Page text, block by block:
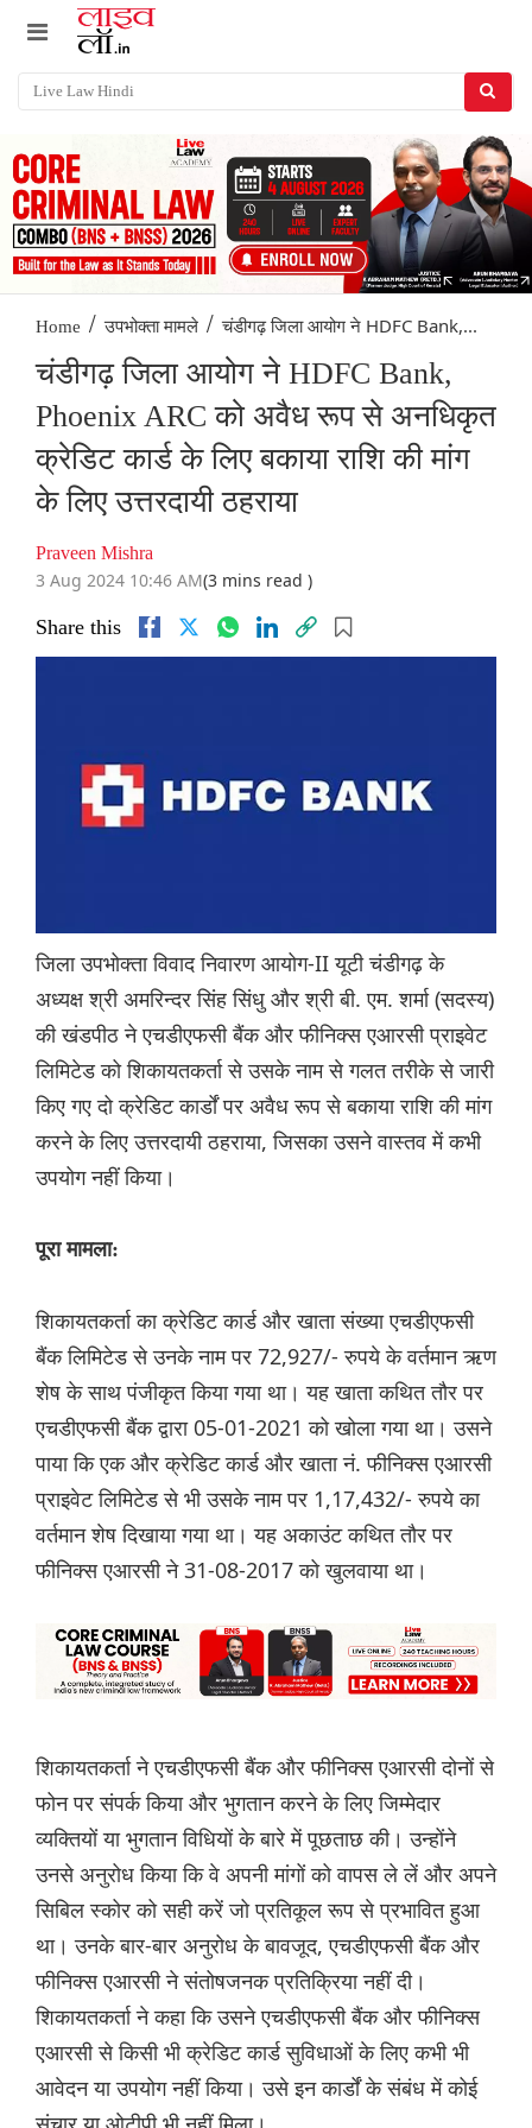
Home / उपभोक्ता मामले / चंडीगढ़ जिला आयोग ने HDFC Bank,...
चंडीगढ़ जिला आयोग ने HDFC Bank,
Phoenix ARC को अवैध रूप से अनधिकृत
क्रेडिट कार्ड के लिए बकाया राशि की मांग
के लिए उत्तरदायी ठहराया
Praveen Mishra
3 Aug 2024 10:46 AM(3 mins read )
Share this
जिला उपभोक्ता विवाद निवारण आयोग-II यूटी चंडीगढ़ के
अध्यक्ष श्री अमरिन्दर सिंह सिंधु और श्री बी. एम. शर्मा (सदस्य)
की खंडपीठ ने एचडीएफसी बैंक और फीनिक्स एआरसी प्राइवेट
लिमिटेड को शिकायतकर्ता से उसके नाम से गलत तरीके से जारी
किए गए दो क्रेडिट कार्डों पर अवैध रूप से बकाया राशि की मांग
करने के लिए उत्तरदायी ठहराया, जिसका उसने वास्तव में कभी
उपयोग नहीं किया।
पूरा मामला:
शिकायतकर्ता का क्रेडिट कार्ड और खाता संख्या एचडीएफसी
बैंक लिमिटेड से उनके नाम पर 72,927/- रुपये के वर्तमान ऋण
शेष के साथ पंजीकृत किया गया था। यह खाता कथित तौर पर
एचडीएफसी बैंक द्वारा 05-01-2021 को खोला गया था। उसने
पाया कि एक और क्रेडिट कार्ड और खाता नं. फीनिक्स एआरसी
प्राइवेट लिमिटेड से भी उसके नाम पर 1,17,432/- रुपये का
वर्तमान शेष दिखाया गया था। यह अकाउंट कथित तौर पर
फीनिक्स एआरसी ने 31-08-2017 को खुलवाया था।
शिकायतकर्ता ने एचडीएफसी बैंक और फीनिक्स एआरसी दोनों से
फोन पर संपर्क किया और भुगतान करने के लिए जिम्मेदार
व्यक्तियों या भुगतान विधियों के बारे में पूछताछ की। उन्होंने
उनसे अनुरोध किया कि वे अपनी मांगों को वापस ले लें और अपने
सिबिल स्कोर को सही करें जो प्रतिकूल रूप से प्रभावित हुआ
था। उनके बार-बार अनुरोध के बावजूद, एचडीएफसी बैंक और
फीनिक्स एआरसी ने संतोषजनक प्रतिक्रिया नहीं दी।
शिकायतकर्ता ने कहा कि उसने एचडीएफसी बैंक और फीनिक्स
एआरसी से किसी भी क्रेडिट कार्ड सुविधाओं के लिए कभी भी
आवेदन या उपयोग नहीं किया। उसे इन कार्डों के संबंध में कोई